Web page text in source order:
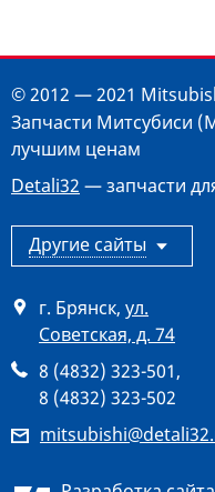
© 2012 — 2021
Запчасти Митсубиси
лучшим ценам
Detali32 — запчасти
Другие сайты
г. Брянск, ул.
Советская, д. 74
8 (4832) 323-501,
8 (4832) 323-502